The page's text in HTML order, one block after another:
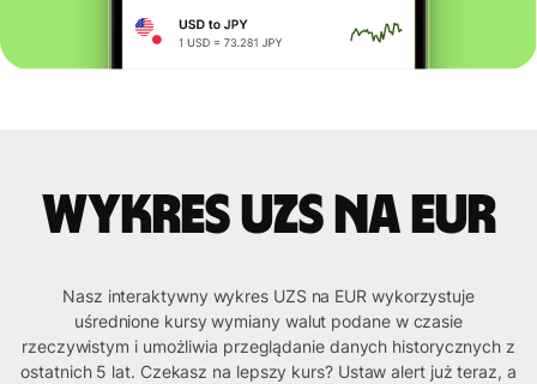
Wykres UZS na EUR
Nasz interaktywny wykres UZS na EUR wykorzystuje
uśrednione kursy wymiany walut podane w czasie
rzeczywistym i umożliwia przeglądanie danych historycznych z
ostatnich 5 lat. Czekasz na lepszy kurs? Ustaw alert już teraz, a